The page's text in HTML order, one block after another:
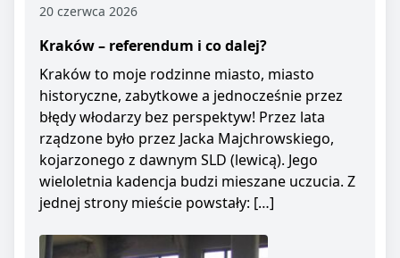
20 czerwca 2026
Kraków – referendum i co dalej?
Kraków to moje rodzinne miasto, miasto
historyczne, zabytkowe a jednocześnie przez
błędy włodarzy bez perspektyw! Przez lata
rządzone było przez Jacka Majchrowskiego,
kojarzonego z dawnym SLD (lewicą). Jego
wieloletnia kadencja budzi mieszane uczucia. Z
jednej strony mieście powstały: […]